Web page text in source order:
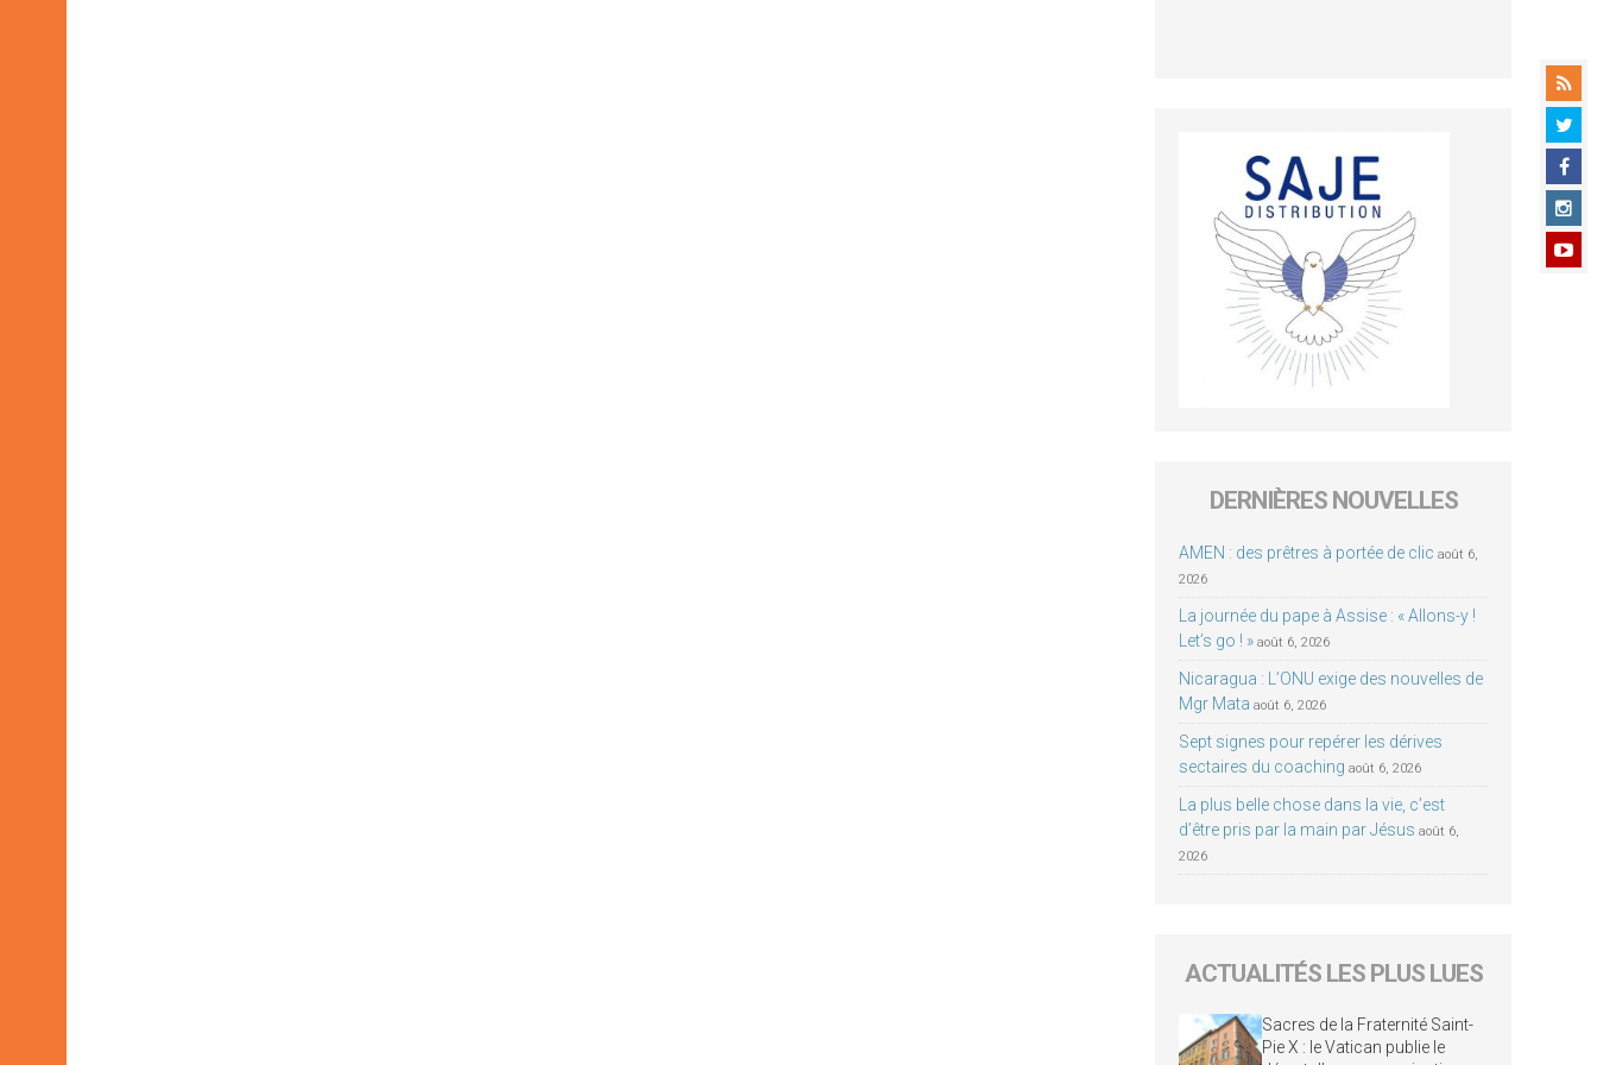
DERNIÈRES NOUVELLES
AMEN : des prêtres à portée de clic août 6,
2026
La journée du pape à Assise : « Allons-y !
Let’s go ! » août 6, 2026
Nicaragua : L’ONU exige des nouvelles de
Mgr Mata août 6, 2026
Sept signes pour repérer les dérives
sectaires du coaching août 6, 2026
La plus belle chose dans la vie, c’est
d’être pris par la main par Jésus août 6,
2026
ACTUALITÉS LES PLUS LUES
Sacres de la Fraternité Saint-
Pie X : le Vatican publie le